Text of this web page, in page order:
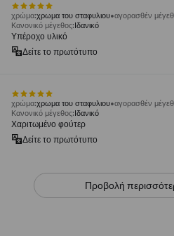
χρώμα:χρωμα του σταφυλιου αγορασθέν
Κανονικό μέγεθος:Ιδανικό
Υπέροχο υλικό
Δείτε το πρωτότυπο
χρώμα:χρωμα του σταφυλιου αγορασθέν
Κανονικό μέγεθος:Ιδανικό
Χαριτωμένο φούτερ
Δείτε το πρωτότυπο
Προβολή